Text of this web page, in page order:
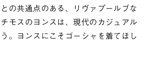
の共通点のある、リヴァプールブな
モスのヨンスは、現代のカジュアル
。ヨンスにこそゴーシャを着てほし